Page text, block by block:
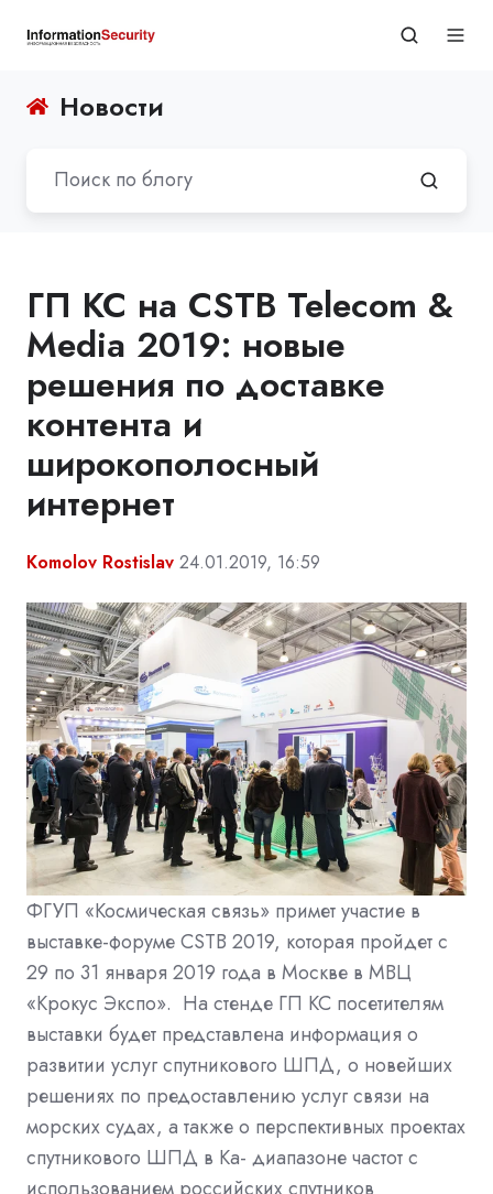
Новости
ГП КС на CSTB Telecom &
Media 2019: новые
решения по доставке
контента и
широкополосный
интернет
Komolov Rostislav 24.01.2019, 16:59
ФГУП «Космическая связь» примет участие в
выставке-форуме CSTB 2019, которая пройдет с
29 по 31 января 2019 года в Москве в МВЦ
«Крокус Экспо». На стенде ГП КС посетителям
выставки будет представлена информация о
развитии услуг спутникового ШПД, о новейших
решениях по предоставлению услуг связи на
морских судах, а также о перспективных проектах
спутникового ШПД в Ка- диапазоне частот с